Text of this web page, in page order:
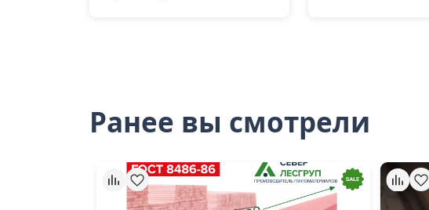
Ранее вы смотрели